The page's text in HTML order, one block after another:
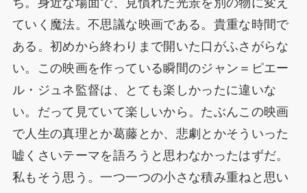
ていく魔法。不思議な映画である。貴重な時間で
ある。初めから終わりまで開いた口がふさがらな
い。この映画を作っている瞬間のジャン＝ピエー
ル・ジュネ監督は、とても楽しかったに違いな
い。だって見ていて楽しいから。たぶんこの映画
で人生の真理とか葛藤とか、悲劇とかそういった
嘘くさいテーマを語ろうと思わなかったはずだ。
私もそう思う。一つ一つの小さな積み重ねと思い